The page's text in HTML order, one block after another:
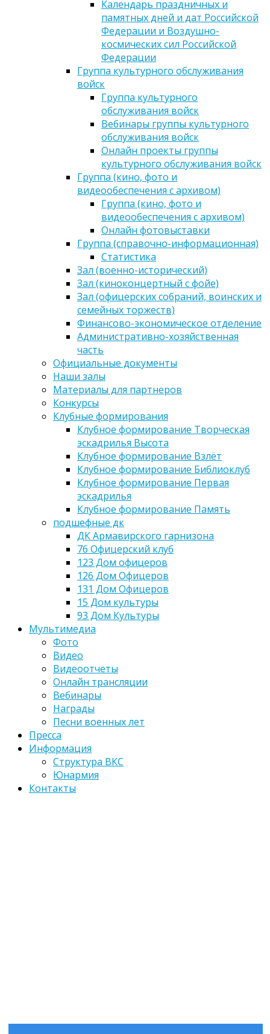
Календарь праздничных и
памятных дней и дат Российской
Федерации и Воздушно-
космических сил Российской
Федерации
Группа культурного обслуживания
войск
Группа культурного
обслуживания войск
Вебинары группы культурного
обслуживания войск
Онлайн проекты группы
культурного обслуживания войск
Группа (кино, фото и
видеообеспечения с архивом)
Группа (кино, фото и
видеообеспечения с архивом)
Онлайн фотовыставки
Группа (справочно-информационная)
Статистика
Зал (военно-исторический)
Зал (киноконцертный с фойе)
Зал (офицерских собраний, воинских и
семейных торжеств)
Финансово-экономическое отделение
Административно-хозяйственная
часть
Официальные документы
Наши залы
Материалы для партнеров
Конкурсы
Клубные формирования
Клубное формирование Творческая
эскадрилья Высота
Клубное формирование Взлёт
Клубное формирование Библиоклуб
Клубное формирование Первая
эскадрилья
Клубное формирование Память
подшефные дк
ДК Армавирского гарнизона
76 Офицерский клуб
123 Дом офицеров
126 Дом Офицеров
131 Дом Офицеров
15 Дом культуры
93 Дом Культуры
Мультимедиа
Фото
Видео
Видеоотчеты
Онлайн трансляции
Вебинары
Награды
Песни военных лет
Пресса
Информация
Структура ВКС
Юнармия
Контакты